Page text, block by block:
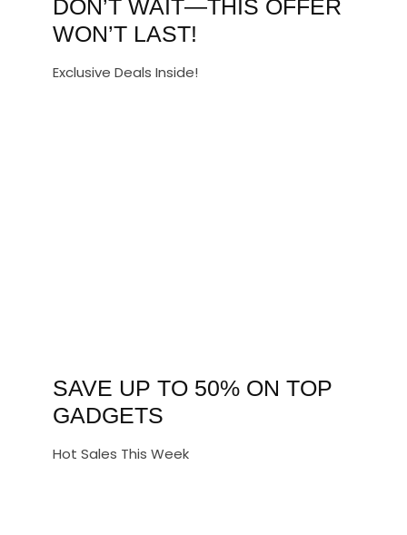
DON’T WAIT—THIS OFFER
WON’T LAST!
Exclusive Deals Inside!
SAVE UP TO 50% ON TOP
GADGETS
Hot Sales This Week